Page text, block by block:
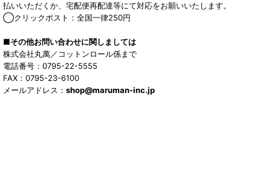
払いいただくか、宅配便再配達等にて対応をお願いいたします。
◯クリックポスト：全国一律250円
■その他お問い合わせに関しましては
株式会社丸萬／コットンロール係まで
電話番号：0795-22-5555
FAX：0795-23-6100
メールアドレス： shop@maruman-inc.jp